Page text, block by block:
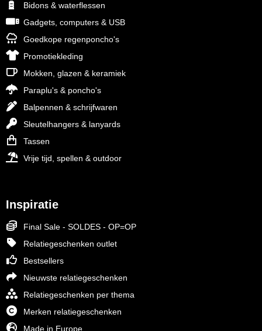
Bidons & waterflessen
Gadgets, computers & USB
Goedkope regenponcho's
Promotiekleding
Mokken, glazen & keramiek
Paraplu's & poncho's
Balpennen & schrijfwaren
Sleutelhangers & lanyards
Tassen
Vrije tijd, spellen & outdoor
Inspiratie
Final Sale - SOLDES - OP=OP
Relatiegeschenken outlet
Bestsellers
Nieuwste relatiegeschenken
Relatiegeschenken per thema
Merken relatiegeschenken
Made in Europe